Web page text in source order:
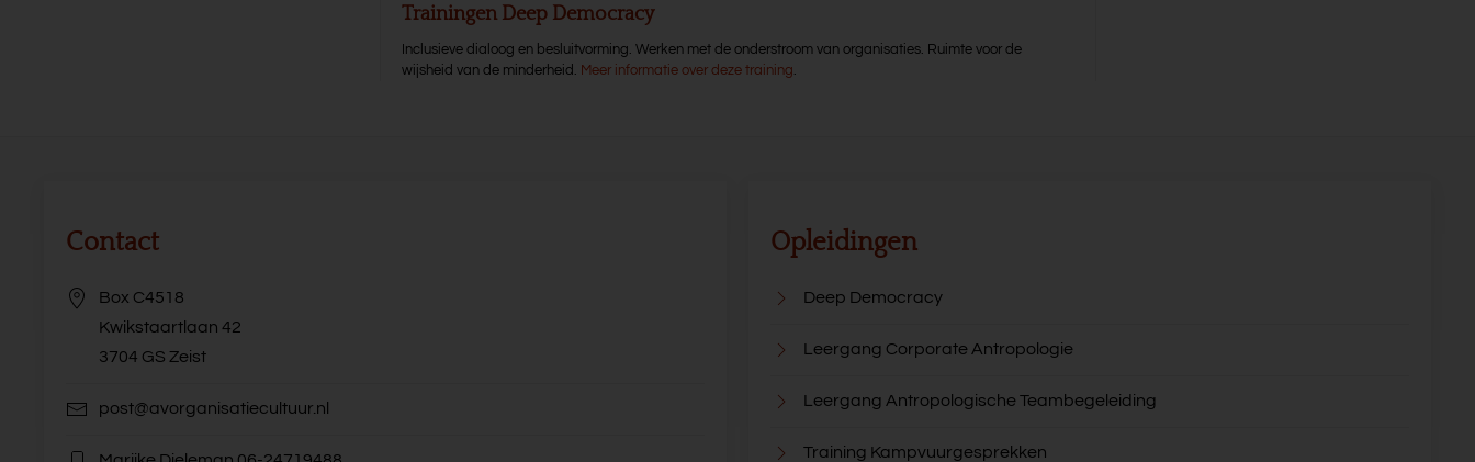
Trainingen Deep Democracy
Inclusieve dialoog en besluitvorming. Werken met de onderstroom van organisaties. Ruimte voor de
wijsheid van de minderheid. Meer informatie over deze training.
Contact
Box C4518
Kwikstaartlaan 42
3704 GS Zeist
post@avorganisatiecultuur.nl
Opleidingen
Deep Democracy
Leergang Corporate Antropologie
Leergang Antropologische Teambegeleiding
Training Kampvuurgesprekken